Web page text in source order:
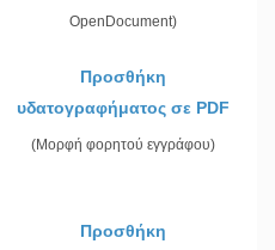
OpenDocument)
Προσθήκη
υδατογραφήματος σε PDF
(Μορφή φορητού εγγράφου)
Προσθήκη